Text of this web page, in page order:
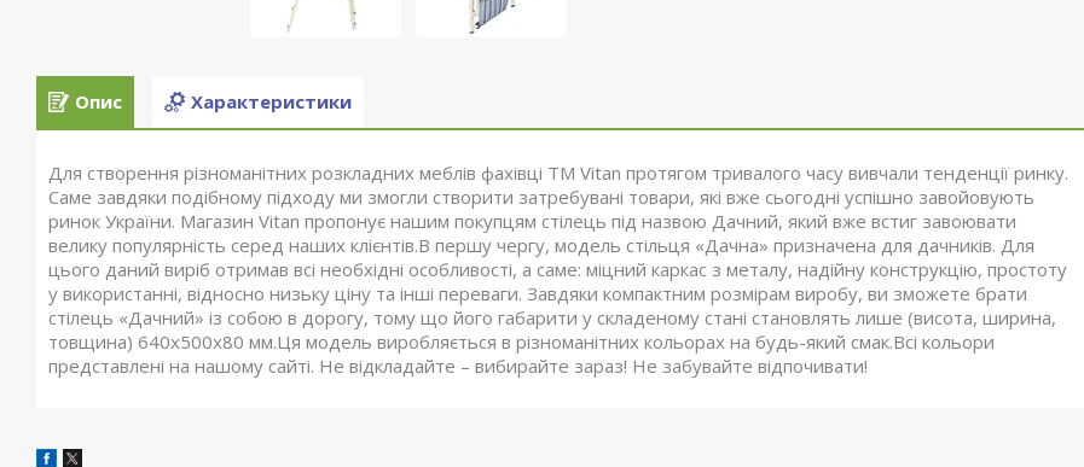
Опис Характеристики
Для створення різноманітних розкладних меблів фахівці ТМ Vitan протягом тривалого часу вивчали тенденції ринку.
Саме завдяки подібному підходу ми змогли створити затребувані товари, які вже сьогодні успішно завойовують
ринок України. Магазин Vitan пропонує нашим покупцям стілець під назвою Дачний, який вже встиг завоювати
велику популярність серед наших клієнтів.В першу чергу, модель стільця «Дачна» призначена для дачників. Для
цього даний виріб отримав всі необхідні особливості, а саме: міцний каркас з металу, надійну конструкцію, простоту
у використанні, відносно низьку ціну та інші переваги. Завдяки компактним розмірам виробу, ви зможете брати
стілець «Дачний» із собою в дорогу, тому що його габарити у складеному стані становлять лише (висота, ширина,
товщина) 640х500х80 мм.Ця модель виробляється в різноманітних кольорах на будь-який смак.Всі кольори
представлені на нашому сайті. Не відкладайте – вибирайте зараз! Не забувайте відпочивати!